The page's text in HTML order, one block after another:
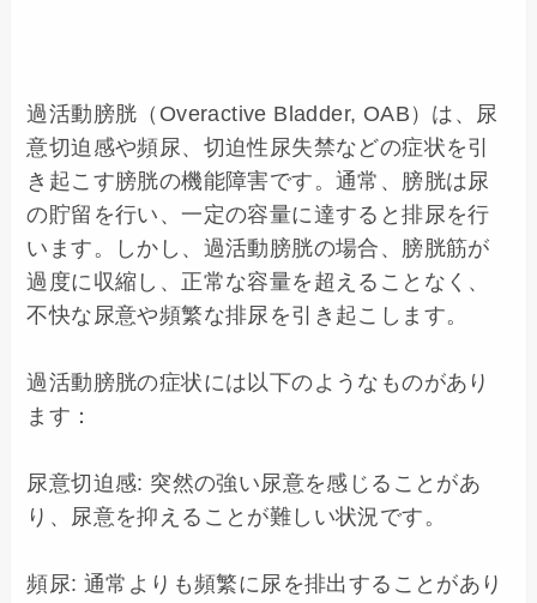
過活動膀胱（Overactive Bladder, OAB）は、尿
意切迫感や頻尿、切迫性尿失禁などの症状を引
き起こす膀胱の機能障害です。通常、膀胱は尿
の貯留を行い、一定の容量に達すると排尿を行
います。しかし、過活動膀胱の場合、膀胱筋が
過度に収縮し、正常な容量を超えることなく、
不快な尿意や頻繁な排尿を引き起こします。
過活動膀胱の症状には以下のようなものがあり
ます：
尿意切迫感: 突然の強い尿意を感じることがあ
り、尿意を抑えることが難しい状況です。
頻尿: 通常よりも頻繁に尿を排出することがあり